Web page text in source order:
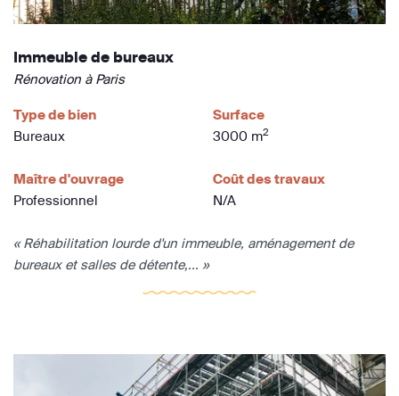
Immeuble de bureaux
Rénovation à Paris
Type de bien
Bureaux
Surface
3000 m2
Maître d'ouvrage
Professionnel
Coût des travaux
N/A
« Réhabilitation lourde d'un immeuble, aménagement de
bureaux et salles de détente,... »